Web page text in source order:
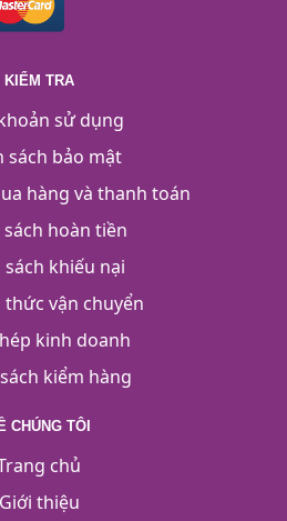
KIỂM TRA
sử dụng
sách bảo mật
hàng và thanh toán
sách hoàn tiền
sách khiếu nại
vận chuyển
kinh doanh
kiểm hàng
CHÚNG TÔI
chủ
Giới thiệu